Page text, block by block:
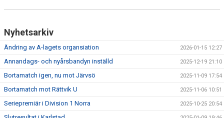
Nyhetsarkiv
Ändring av A-lagets organsiation 2026-01-15 12:27
Annandags- och nyårsbandyn inställd 2025-12-19 21:10
Bortamatch igen, nu mot Järvsö 2025-11-09 17:54
Bortamatch mot Rättvik U 2025-11-06 10:51
Seriepremiär i Division 1 Norra 2025-10-25 20:54